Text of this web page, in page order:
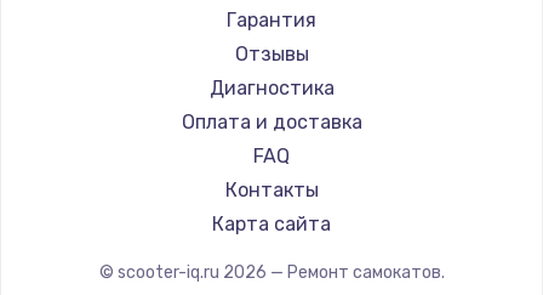
Joyor
Minimotors
Bork
Segway
KIRIN
Гарантия
Отзывы
Диагностика
Оплата и доставка
FAQ
Контакты
Карта сайта
© scooter-iq.ru 2026 — Ремонт самокатов.